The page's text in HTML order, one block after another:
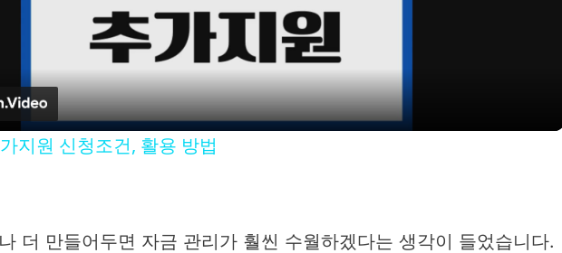
l
a
y
i
지원 신청조건, 활용 방법
더 만들어두면 자금 관리가 훨씬 수월하겠다는 생각이 들었습니다.